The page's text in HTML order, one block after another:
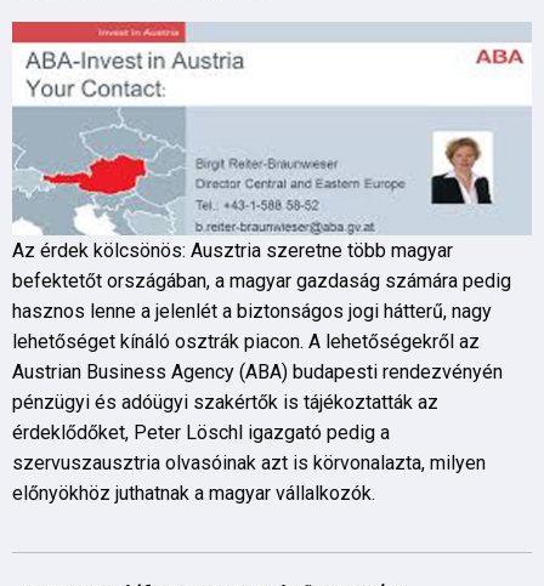
Az érdek kölcsönös: Ausztria szeretne több magyar
befektetőt országában, a magyar gazdaság számára pedig
hasznos lenne a jelenlét a biztonságos jogi hátterű, nagy
lehetőséget kínáló osztrák piacon. A lehetőségekről az
Austrian Business Agency (ABA) budapesti rendezvényén
pénzügyi és adóügyi szakértők is tájékoztatták az
érdeklődőket, Peter Löschl igazgató pedig a
szervuszausztria olvasóinak azt is körvonalazta, milyen
előnyökhöz juthatnak a magyar vállalkozók.